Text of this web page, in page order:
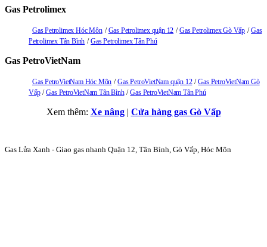
Gas Petrolimex
Gas Petrolimex Hóc Môn Gas Petrolimex quận 12 Gas Petrolimex Gò Vấp
Gas
Petrolimex Tân Bình
Gas Petrolimex Tân Phú
Gas PetroVietNam
Gas PetroVietNam Hóc Môn Gas PetroVietNam quận 12
Gas PetroVietNam Gò
Vấp
Gas PetroVietNam Tân Bình Gas PetroVietNam Tân Phú
Xem thêm: Xe nâng| Cửa hàng gas Gò Vấp
Gas Lửa Xanh - Giao gas nhanh Quận 12, Tân Bình, Gò Vấp, Hóc Môn